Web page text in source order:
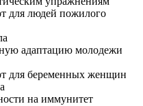
для людей пожилого
адаптацию молодежи
для беременных женщин
на иммунитет